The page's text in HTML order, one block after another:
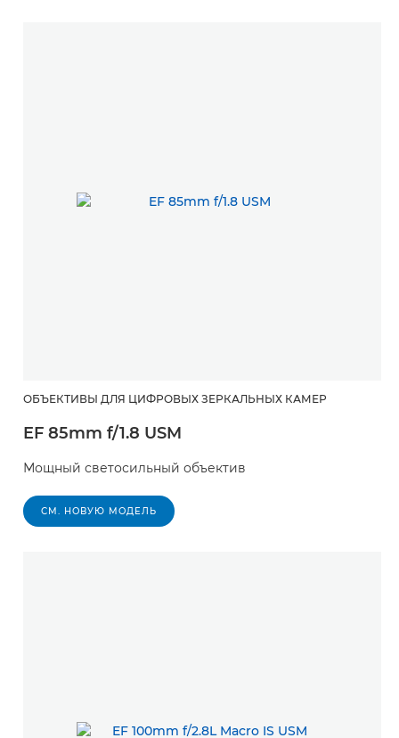
ОБЪЕКТИВЫ ДЛЯ ЦИФРОВЫХ ЗЕРКАЛЬНЫХ КАМЕР
EF 85mm f/1.8 USM
Мощный светосильный объектив
СМ. НОВУЮ МОДЕЛЬ